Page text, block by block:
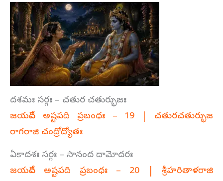
దశమః సర్గః – చతుర చతుర్భుజః
జయదేవ అష్టపది ప్రబంధః – 19 | చతురచతుర్భుజ
రాగరాజి చంద్రోద్యోతః
ఏకాదశః సర్గః – సానంద దామోదరః
జయదేవ అష్టపది ప్రబంధః – 20 | శ్రీహరితాళరాజి